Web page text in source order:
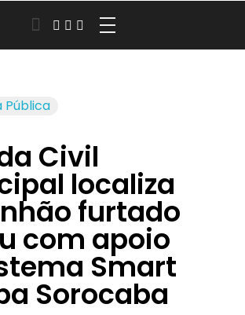
Pública
Civil
localiza
furtado
com apoio
Smart
Sorocaba